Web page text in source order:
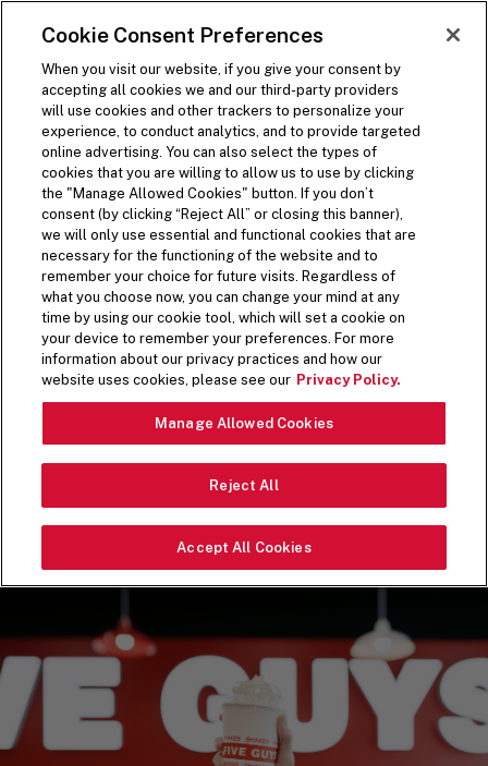
SKIP TO MAIN CONTENT
Open Site Navigation
Visit the Five Guys homepage
메뉴
내 마음대로 즐기는 커스텀 쉐이크
알고 계셨나요? 1,000가지가 넘는 쉐이크 조합을
만들 수 있다는 사실! 좋아하는 맛을 골라 자유롭게
섞어 나만의 쉐이크를 만들어 보세요. 우리의 최애
조합은 초콜릿, 피넛버터, 솔티드 캐러멜에 바삭한
베이컨 토핑까지! 네, 맞습니다. 베이컨이 들어간 쉐
이크예요.
더 알아보기
Cookie Consent Preferences
When you visit our website, if you give your consent by
accepting all cookies we and our third-party providers
will use cookies and other trackers to personalize your
experience, to conduct analytics, and to provide targeted
online advertising. You can also select the types of
cookies that you are willing to allow us to use by clicking
the "Manage Allowed Cookies" button. If you don’t
consent (by clicking “Reject All” or closing this banner),
we will only use essential and functional cookies that are
necessary for the functioning of the website and to
remember your choice for future visits. Regardless of
what you choose now, you can change your mind at any
time by using our cookie tool, which will set a cookie on
your device to remember your preferences. For more
information about our privacy practices and how our
website uses cookies, please see our Privacy Policy.
Manage Allowed Cookies
Reject All
Accept All Cookies